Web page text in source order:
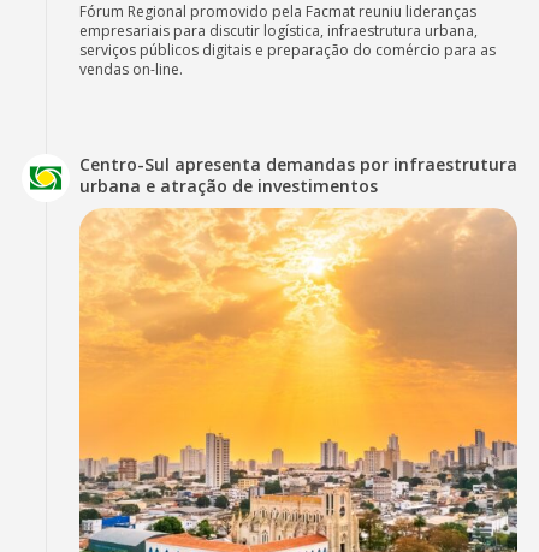
Fórum Regional promovido pela Facmat reuniu lideranças
empresariais para discutir logística, infraestrutura urbana,
serviços públicos digitais e preparação do comércio para as
vendas on-line.
Centro-Sul apresenta demandas por infraestrutura
urbana e atração de investimentos